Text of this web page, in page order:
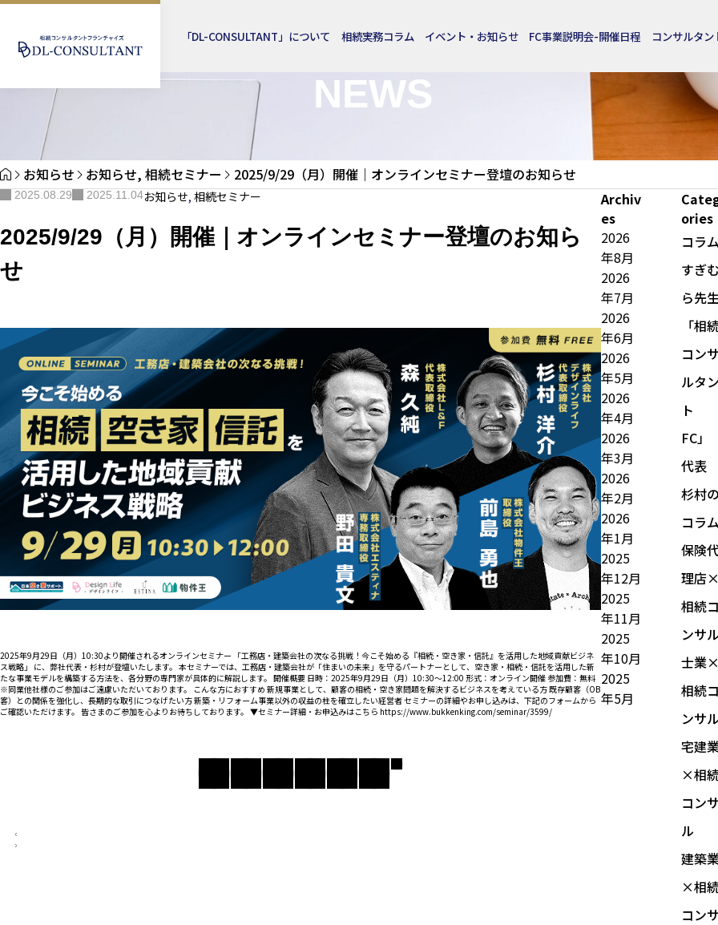
「DL-CONSULTANT」について 相続実務コラム イベント・お知らせ FC事業説明会-開催日程 コンサルタン
お知らせ
NEWS
お知らせ お知らせ,相続セミナー 2025/9/29（月）開催｜オンラインセミナー登壇のお知らせ
2025.08.29 2025.11.04お知らせ,相続セミナー
2025/9/29（月）開催｜オンラインセミナー登壇のお知ら
せ
2025年9月29日（月）10:30より開催されるオンラインセミナー 「工務店・建築会社の次なる挑戦！今こそ始める『相続・空き家・信託』を活用した地域貢献ビジネ
ス戦略」 に、弊社代表・杉村が登壇いたします。 本セミナーでは、工務店・建築会社が「住まいの未来」を守るパートナーとして、空き家・相続・信託を活用した新
たな事業モデルを構築する方法を、各分野の専門家が具体的に解説します。 開催概要 日時：2025年9月29日（月）10:30〜12:00 形式：オンライン開催 参加費：無料
※同業他社様のご参加はご遠慮いただいております。 こんな方におすすめ 新規事業として、顧客の相続・空き家問題を解決するビジネスを考えている方 既存顧客（OB
客）との関係を強化し、長期的な取引につなげたい方 新築・リフォーム事業以外の収益の柱を確立したい経営者 セミナーの詳細やお申し込みは、下記のフォームから
ご確認いただけます。 皆さまのご参加を心よりお待ちしております。 ▼セミナー詳細・お申込みはこちら https://www.bukkenking.com/seminar/3599/
Archiv
es
2026
年8月
2026
年7月
2026
年6月
2026
年5月
2026
年4月
2026
年3月
2026
年2月
2026
年1月
2025
年12月
2025
年11月
2025
年10月
2025
年5月
ories
コラム
すぎむ
ら先
「相
コンサ
ルタン
ト
FC」
代表
杉村の
コラム
保険
理店×
相続コ
ンサ
士業×
相続コ
ンサ
宅建
×相
コンサ
ル
建築
×相
コンサ